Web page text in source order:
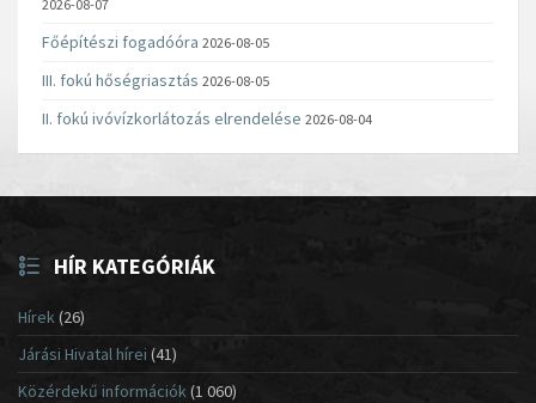
2026-08-07
Főépítészi fogadóóra 2026-08-05
III. fokú hőségriasztás 2026-08-05
II. fokú ivóvízkorlátozás elrendelése 2026-08-04
HÍR KATEGÓRIÁK
Hírek(26)
Járási Hivatal hírei (41)
Közérdekű információk(1 060)